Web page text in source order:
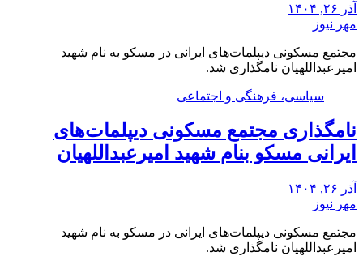
آذر ۲۶, ۱۴۰۴
مهر نیوز
مجتمع مسکونی دیپلمات‌های ایرانی در مسکو به نام شهید
امیرعبداللهیان نامگذاری شد.
سیاسی، فرهنگی و اجتماعی
نامگذاری مجتمع مسکونی دیپلمات‌های
ایرانی مسکو بنام شهید امیرعبداللهیان
آذر ۲۶, ۱۴۰۴
مهر نیوز
مجتمع مسکونی دیپلمات‌های ایرانی در مسکو به نام شهید
امیرعبداللهیان نامگذاری شد.